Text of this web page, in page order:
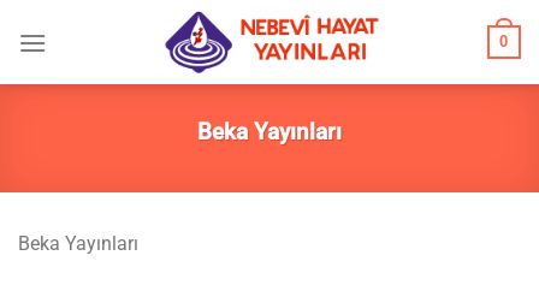
atla
0
Beka Yayınları
Beka Yayınları